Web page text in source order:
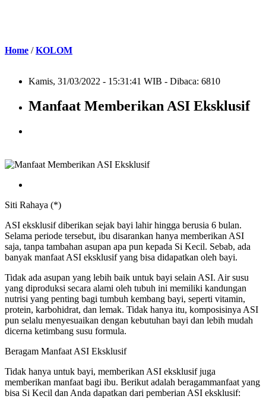
Home /KOLOM
Kamis, 31/03/2022 - 15:31:41 WIB - Dibaca: 6810
Manfaat Memberikan ASI Eksklusif
Siti Rahaya (*)
ASI eksklusif diberikan sejak bayi lahir hingga berusia 6 bulan.
Selama periode tersebut, ibu disarankan hanya memberikan ASI
saja, tanpa tambahan asupan apa pun kepada Si Kecil. Sebab, ada
banyak manfaat ASI eksklusif yang bisa didapatkan oleh bayi.
Tidak ada asupan yang lebih baik untuk bayi selain ASI. Air susu
yang diproduksi secara alami oleh tubuh ini memiliki kandungan
nutrisi yang penting bagi tumbuh kembang bayi, seperti vitamin,
protein, karbohidrat, dan lemak. Tidak hanya itu, komposisinya ASI
pun selalu menyesuaikan dengan kebutuhan bayi dan lebih mudah
dicerna ketimbang susu formula.
Beragam Manfaat ASI Eksklusif
Tidak hanya untuk bayi, memberikan ASI eksklusif juga
memberikan manfaat bagi ibu. Berikut adalah beragammanfaat yang
bisa Si Kecil dan Anda dapatkan dari pemberian ASI eksklusif: